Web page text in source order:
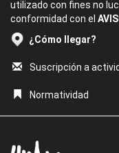
utilizado con fines no
conformidad con el
¿Cómo llegar?
Suscripción a
Normatividad